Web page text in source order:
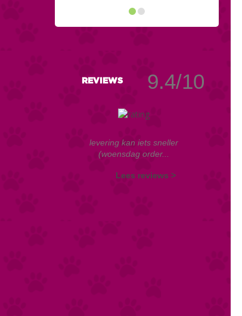
REVIEWS 9.4/10
levering kan iets sneller
(woensdag order...
Lees reviews >